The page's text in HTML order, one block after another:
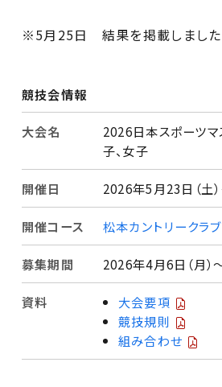
※5月25日 結果を掲載しました
競技会情報
大会名
2026日本スポーツ
子、女子
開催日 2026年5月23日（土
開催コース 松本カントリークラブ
募集期間 2026年4月6日（月）
資料
大会要項
競技規則
組み合わせ